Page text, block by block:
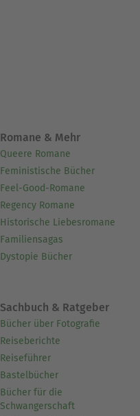
Romane & Mehr
Queere Romane
Feministische Bücher
Feel-Good-Romane
Regency Romane
Historische Liebesromane
Familiensagas
Dystopie Bücher
Sachbuch & Ratgeber
Bücher über Fotografie
Reiseberichte
Reiseführer
Bastelbücher
Bücher für die
Schwangerschaft